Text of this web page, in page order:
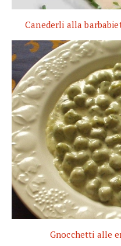
Canederli alla
Gnocchetti alle